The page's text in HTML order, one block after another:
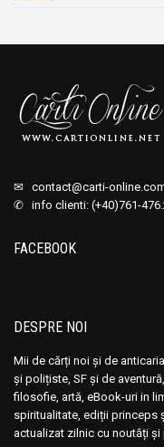
✉ contact@carti-
✆ info clienti: (+40)761-
FACEBOOK
DESPRE NOI
Mii de cărți noi și de
și polițiste, SF și de
filosofie, artă, eBook-uri in
spiritualitate, ediții princeps
actualizat zilnic cu noutăți